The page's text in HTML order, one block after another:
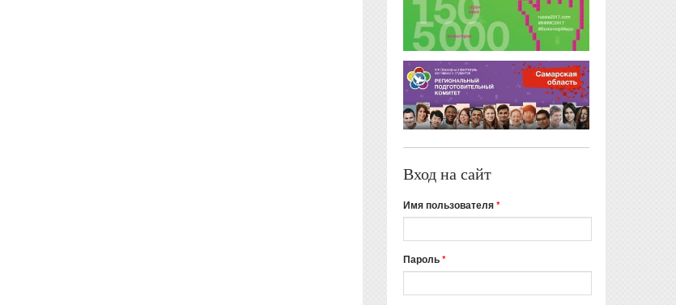
Вход на сайт
Имя пользователя*
Пароль*